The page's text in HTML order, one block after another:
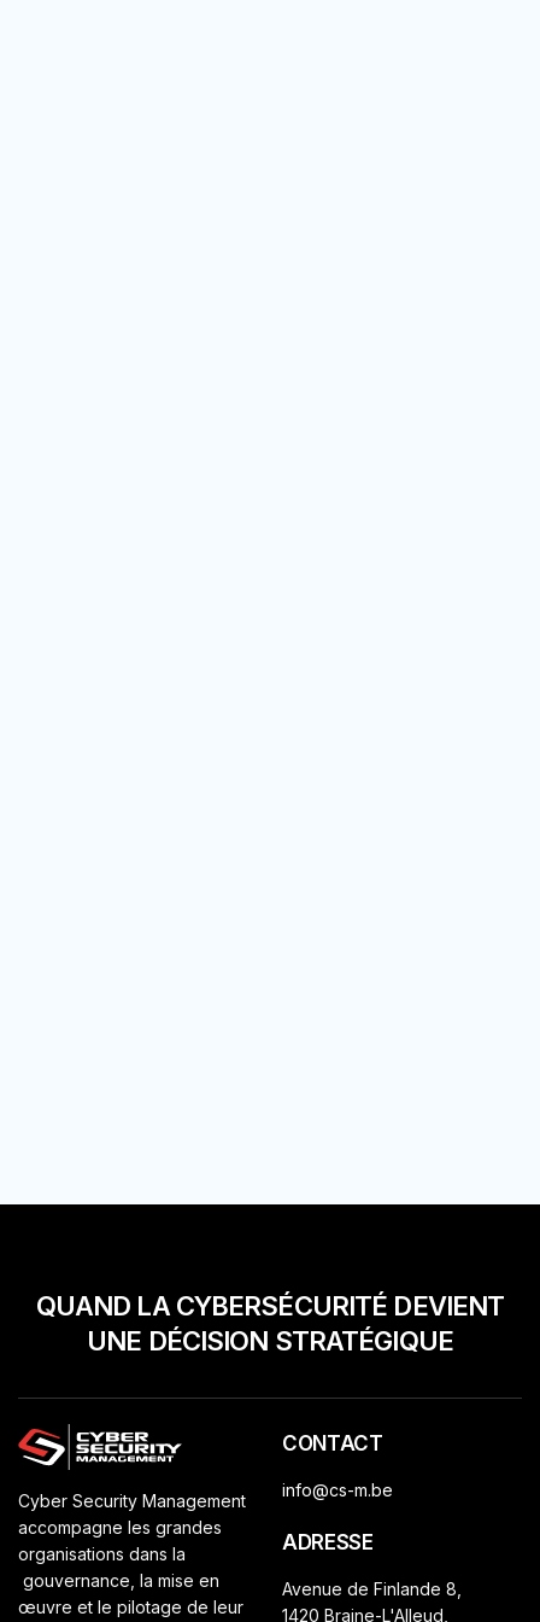
QUAND LA CYBERSÉCURITÉ DEVIENT
UNE DÉCISION STRATÉGIQUE
Cyber Security Management
accompagne les grandes
organisations dans la
gouvernance, la mise en
œuvre et le pilotage de leur
CONTACT
info@cs-m.be
ADRESSE
Avenue de Finlande 8,
1420 Braine-L'Alleud,